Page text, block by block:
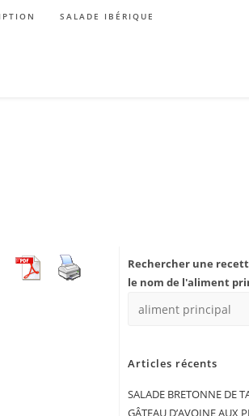
SALADE IBÉRIQUE
Rechercher une
le nom de l'aliment
Articles récents
SALADE BRETONNE DE
GÂTEAU D’AVOINE AUX